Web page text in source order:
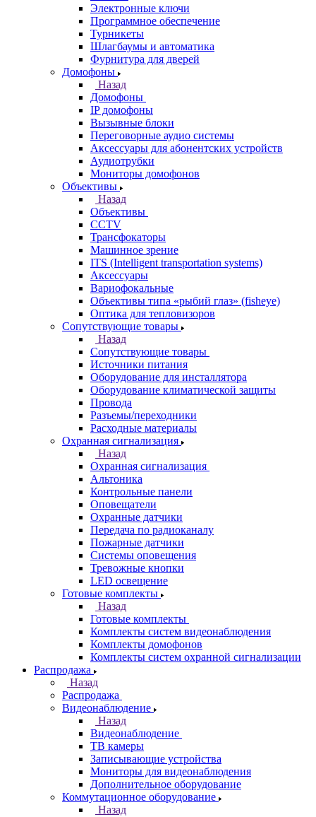
Электронные ключи
Программное обеспечение
Турникеты
Шлагбаумы и автоматика
Фурнитура для дверей
Домофоны
Назад
Домофоны
IP домофоны
Вызывные блоки
Переговорные аудио системы
Аксессуары для абонентских устройств
Аудиотрубки
Мониторы домофонов
Объективы
Назад
Объективы
CCTV
Трансфокаторы
Машинное зрение
ITS (Intelligent transportation systems)
Аксессуары
Вариофокальные
Объективы типа «рыбий глаз» (fisheye)
Оптика для тепловизоров
Сопутствующие товары
Назад
Сопутствующие товары
Источники питания
Оборудование для инсталлятора
Оборудование климатической защиты
Провода
Разъемы/переходники
Расходные материалы
Охранная сигнализация
Назад
Охранная сигнализация
Альтоника
Контрольные панели
Оповещатели
Охранные датчики
Передача по радиоканалу
Пожарные датчики
Системы оповещения
Тревожные кнопки
LED освещение
Готовые комплекты
Назад
Готовые комплекты
Комплекты систем видеонаблюдения
Комплекты домофонов
Комплекты систем охранной сигнализации
Распродажа
Назад
Распродажа
Видеонаблюдение
Назад
Видеонаблюдение
ТВ камеры
Записывающие устройства
Мониторы для видеонаблюдения
Дополнительное оборудование
Коммутационное оборудование
Назад